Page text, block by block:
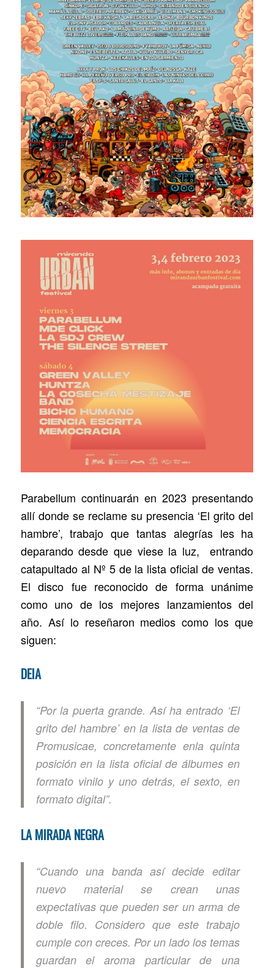
Parabellum continuarán en 2023 presentando
allí donde se reclame su presencia ‘El grito del
hambre’, trabajo que tantas alegrías les ha
deparando desde que viese la luz, entrando
catapultado al Nº 5 de la lista oficial de ventas.
El disco fue reconocido de forma unánime
como uno de los mejores lanzamientos del
año. Así lo reseñaron medios como los que
siguen:
DEIA
“Por la puerta grande. Así ha entrado ‘El
grito del hambre’ en la lista de ventas de
Promusicae, concretamente enla quinta
posición en la lista oficial de álbumes en
formato vinilo y uno detrás, el sexto, en
formato digital”.
LA MIRADA NEGRA
“Cuando una banda así decide editar
nuevo material se crean unas
expectativas que pueden ser un arma de
doble filo. Considero que este trabajo
cumple con creces. Por un lado los temas
guardan el aroma particular de una